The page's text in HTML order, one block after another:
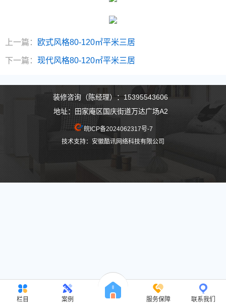
上一篇： 欧式风格80-120㎡平米三居
下一篇： 现代风格80-120㎡平米三居
栏目 案例 服务保障 联系我们
装修咨询（陈经理）：15395543606
地址：田家庵区国庆街道万达广场A2
皖ICP备2024062317号-7
技术支持：安徽酷讯网络科技有限公司